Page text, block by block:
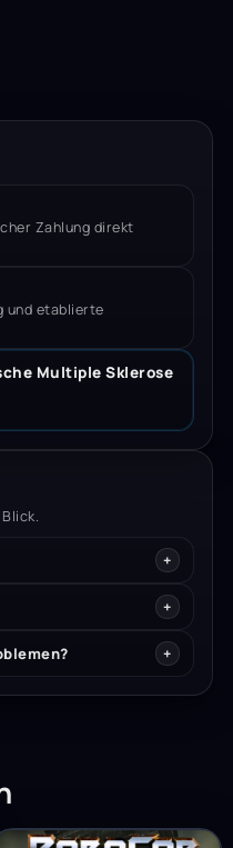
Zahlung direkt
und etablierte
Multiple Sklerose